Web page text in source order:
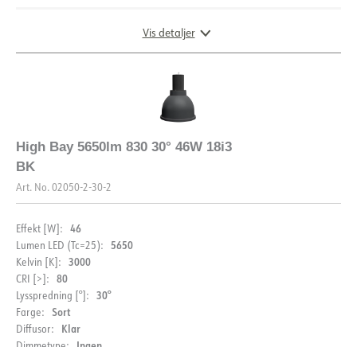
DOKUMENTASJON
Datablad (NO)
Vis detaljer
DIMENSJONER OG LYSDISTRIBUSJON
High Bay 5650lm 830 30° 46W 18i3
BK
Art. No. 02050-2-30-2
Effekt [W]: 46
Lumen LED (Tc=25): 5650
Kelvin [K]: 3000
CRI [>]: 80
Lysspredning [°]: 30°
Farge: Sort
Diffusor: Klar